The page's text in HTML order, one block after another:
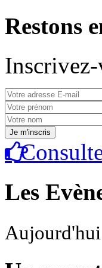
Restons
Les
Aujourd'hui